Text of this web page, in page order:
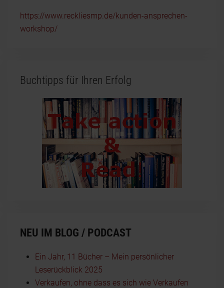
https://www.reckliesmp.de/kunden-ansprechen-
workshop/
Buchtipps für Ihren Erfolg
NEU IM BLOG / PODCAST
Ein Jahr, 11 Bücher – Mein persönlicher
Leserückblick 2025
Verkaufen, ohne dass es sich wie Verkaufen